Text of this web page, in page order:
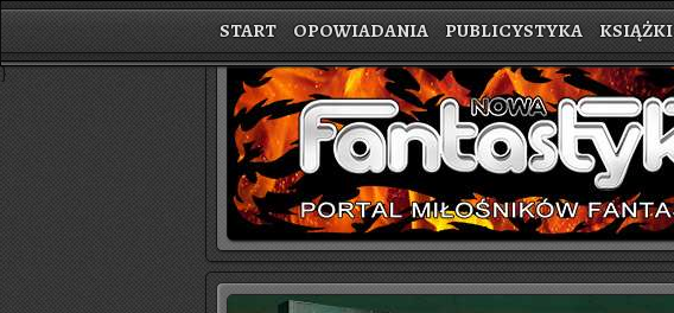
START OPOWIADANIA PUBLICYSTYKA KSIĄŻKI
}